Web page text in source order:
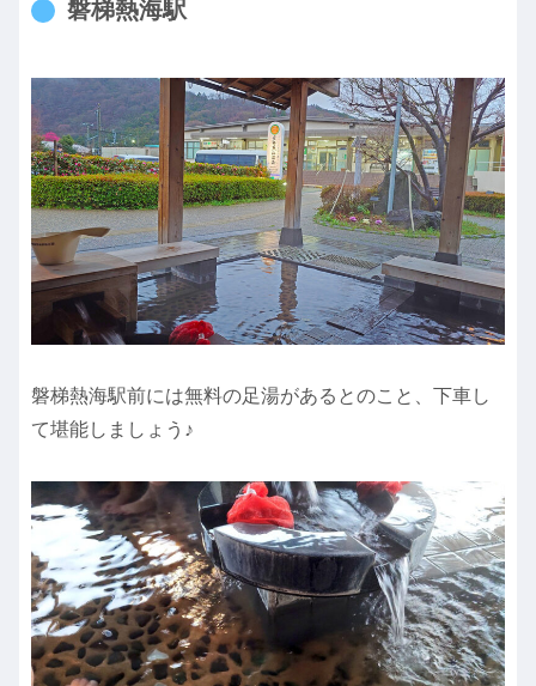
磐梯熱海駅
磐梯熱海駅前には無料の足湯があるとのこと、下車し
て堪能しましょう♪